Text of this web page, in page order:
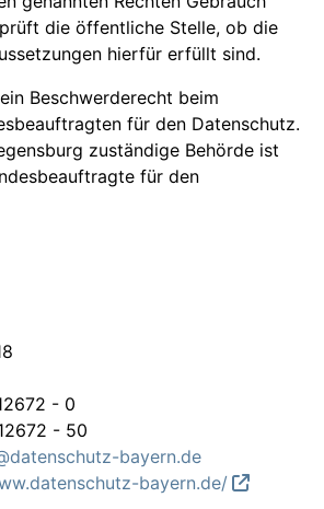
die öffentliche Stelle, ob die
hierfür erfüllt sind.
Beschwerderecht beim
für den Datenschutz.
zuständige Behörde ist
für den
- 0
- 50
bayern.de
bayern.de/